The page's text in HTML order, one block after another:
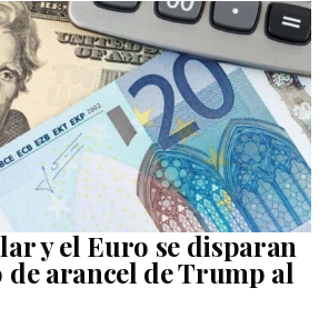
y el Euro se disparan
arancel de Trump al